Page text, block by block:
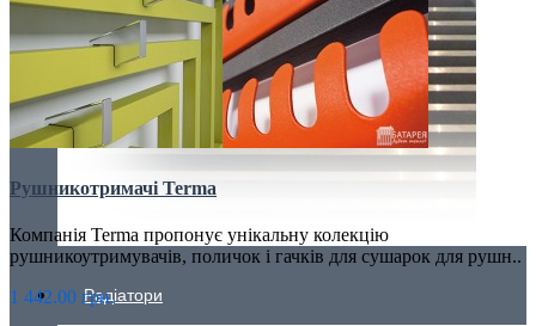
Радіатори
Рушникотримачі Terma
Компанія Terma пропонує унікальну колекцію
рушникоутримувачів, поличок і гачків для сушарок для рушн..
1 442.00 грн.